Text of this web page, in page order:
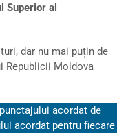
Superior al
dar nu mai puțin de
Republicii Moldova
acordat de
acordat pentru fiecare